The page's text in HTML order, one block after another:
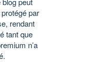
par
rendant
tant que
n’a